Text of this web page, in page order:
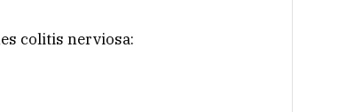
colitis nerviosa: